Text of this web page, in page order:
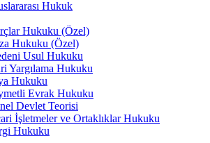
Hukuk
Hukuku (Özel)
Hukuku (Özel)
Usul Hukuku
Yargılama Hukuku
Hukuku
Evrak Hukuku
Devlet Teorisi
İşletmeler ve Ortaklıklar Hukuku
Hukuku